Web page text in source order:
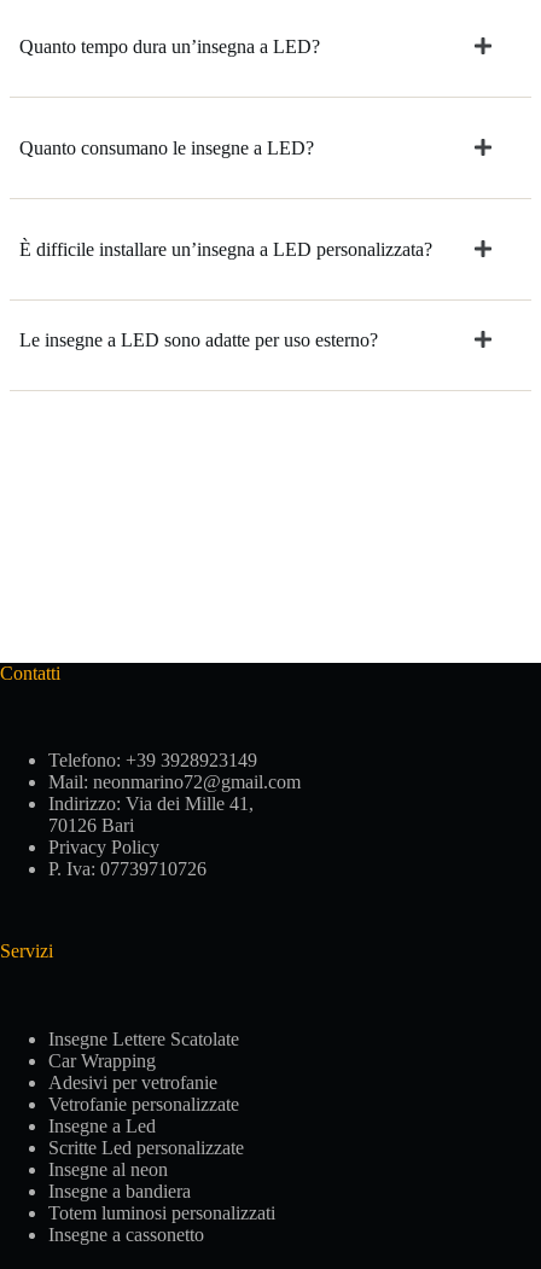
Quanto tempo dura un’insegna a LED?
Quanto consumano le insegne a LED?
È difficile installare un’insegna a LED personalizzata?
Le insegne a LED sono adatte per uso esterno?
Contatti
Telefono: +39 3928923149
Mail: neonmarino72@gmail.com
Indirizzo: Via dei Mille 41,
70126 Bari
Privacy Policy
P. Iva: 07739710726
Servizi
Insegne Lettere Scatolate
Car Wrapping
Adesivi per vetrofanie
Vetrofanie personalizzate
Insegne a Led
Scritte Led personalizzate
Insegne al neon
Insegne a bandiera
Totem luminosi personalizzati
Insegne a cassonetto